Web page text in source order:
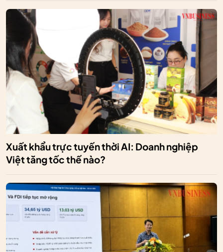
Xuất khẩu trực tuyến thời AI: Doanh nghiệp
Việt tăng tốc thế nào?